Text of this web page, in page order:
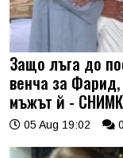
Защо лъга до
венча за
мъжът й -
05 Aug 19:02 0